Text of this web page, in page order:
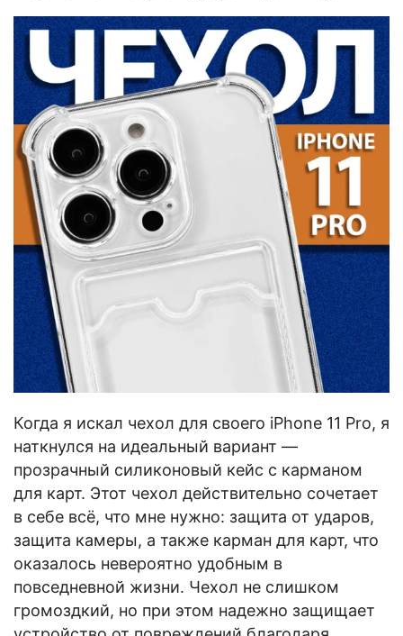
Когда я искал чехол для своего iPhone 11 Pro, я
наткнулся на идеальный вариант —
прозрачный силиконовый кейс с карманом
для карт. Этот чехол действительно сочетает
в себе всё, что мне нужно: защита от ударов,
защита камеры, а также карман для карт, что
оказалось невероятно удобным в
повседневной жизни. Чехол не слишком
громоздкий, но при этом надежно защищает